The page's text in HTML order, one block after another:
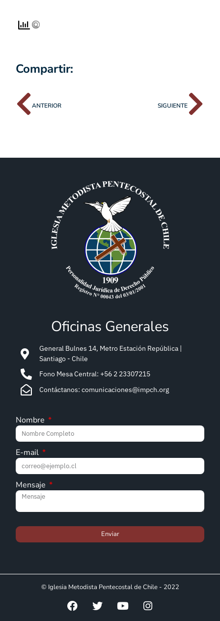
Compartir:
ANTERIOR SIGUIENTE
Oficinas Generales
General Bulnes 14, Metro Estación República |
Santiago - Chile
Fono Mesa Central: +56 2 23307215
Contáctanos: comunicaciones@impch.org
Nombre
E-mail
Mensaje
Enviar
© Iglesia Metodista Pentecostal de Chile - 2022